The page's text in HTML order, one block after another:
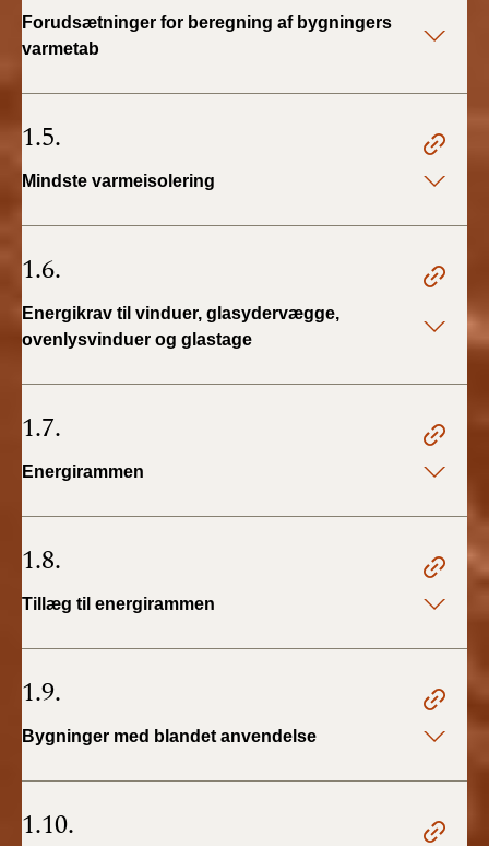
BR15 (2015-2018)
Forudsætninger for beregning af bygningers
varmetab
1.5.
Mindste varmeisolering
1.6.
Energikrav til vinduer, glasydervægge,
ovenlysvinduer og glastage
1.7.
Energirammen
1.8.
Tillæg til energirammen
1.9.
Bygninger med blandet anvendelse
1.10.